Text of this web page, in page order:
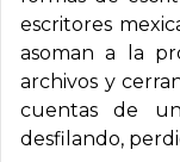
escritores
asoman a la
archivos y
cuentas de un
desfilando,